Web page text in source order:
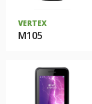
VERTEX
M105